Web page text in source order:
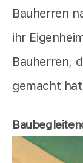
Bauherren
ihr
Bauherren,
gemacht